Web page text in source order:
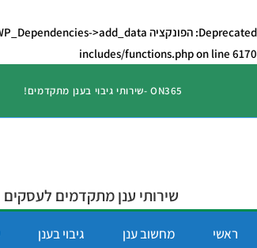
Deprecated: הפונקציה WP_Dependencies->add_data() נקרא באמצעות ארגומנט ש
includes/functions.phpon line 6170
ON365 -שירותי גיבוי בענן מתקדמים!
שירותי ענן מתקדמים לעסקים
ראשי מחשוב ענן גיבוי בענן